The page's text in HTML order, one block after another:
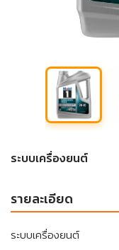
ระบบเครื่องยนต์
รายละเอียด
ระบบเครื่องยนต์